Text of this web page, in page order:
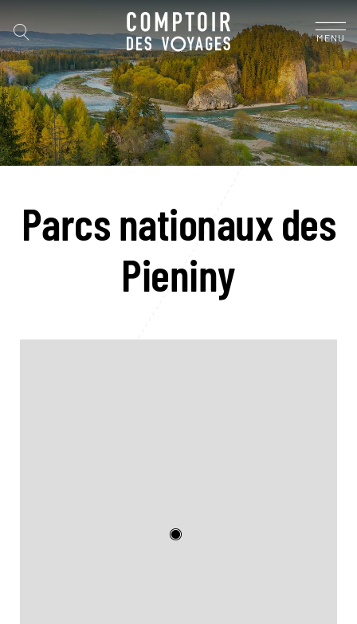
MENU
Parcs nationaux des
Pieniny